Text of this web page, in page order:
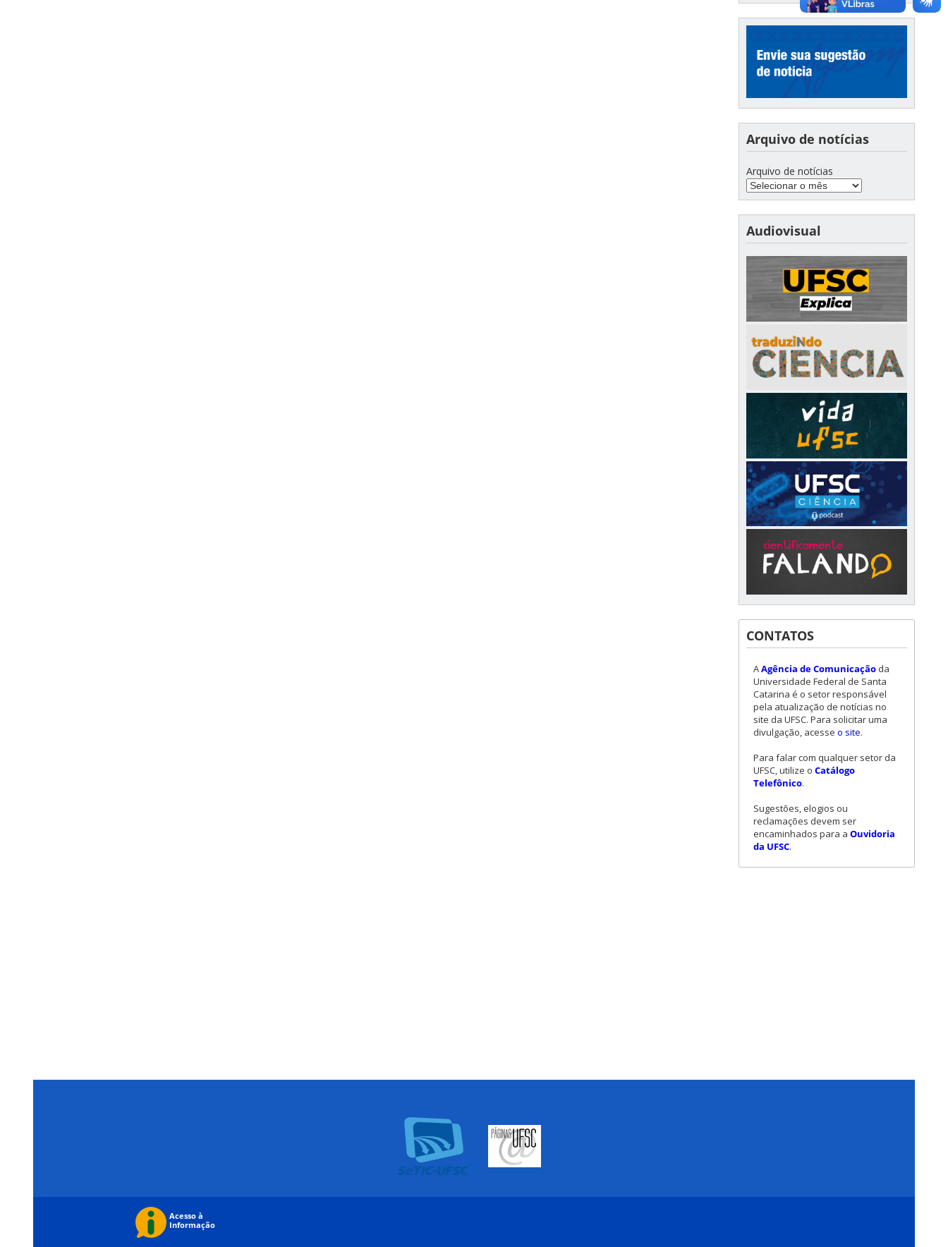
Arquivo de notícias
Arquivo de notícias
Audiovisual
CONTATOS
AAgência de Comunicação da
Universidade Federal de Santa
Catarina é o setor responsável
pela atualização de notícias no
site da UFSC. Para solicitar uma
divulgação, acesse o site.
Para falar com qualquer setor da
UFSC, utilize o Catálogo
Telefônico.
Sugestões, elogios ou
reclamações devem ser
encaminhados para a Ouvidoria
da UFSC.